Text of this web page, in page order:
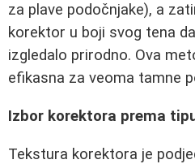
za plave podočnjake), a
korektor u boji svog tena
izgledalo prirodno. Ova
efikasna za veoma tamne
Izbor korektora prema
Tekstura korektora je